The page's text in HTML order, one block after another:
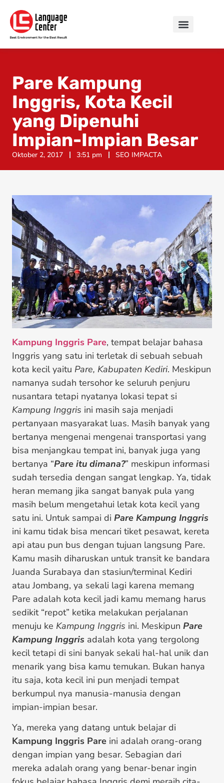
Pare Kampung
Inggris, Kota Kecil
yang Dipenuhi
Impian-Impian Besar
Oktober 2, 2017 3:51 pm SEO IMPACTA
Kampung Inggris Pare, tempat belajar bahasa
Inggris yang satu ini terletak di sebuah sebuah
kota kecil yaitu Pare, Kabupaten Kediri. Meskipun
namanya sudah tersohor ke seluruh penjuru
nusantara tetapi nyatanya lokasi tepat si
Kampung Inggris ini masih saja menjadi
pertanyaan masyarakat luas. Masih banyak yang
bertanya mengenai mengenai transportasi yang
bisa menjangkau tempat ini, banyak juga yang
bertanya “Pare itu dimana?” meskipun informasi
sudah tersedia dengan sangat lengkap. Ya, tidak
heran memang jika sangat banyak pula yang
masih belum mengetahui letak kota kecil yang
satu ini. Untuk sampai di Pare Kampung Inggris
ini kamu tidak bisa mencari tiket pesawat, kereta
api atau pun bus dengan tujuan langsung Pare.
Kamu masih diharuskan untuk transit ke bandara
Juanda Surabaya dan stasiun/terminal Kediri
atau Jombang, ya sekali lagi karena memang
Pare adalah kota kecil jadi kamu memang harus
sedikit “repot” ketika melakukan perjalanan
menuju ke Kampung Inggris ini. Meskipun Pare
Kampung Inggris adalah kota yang tergolong
kecil tetapi di sini banyak sekali hal-hal unik dan
menarik yang bisa kamu temukan. Bukan hanya
itu saja, kota kecil ini pun menjadi tempat
berkumpul nya manusia-manusia dengan
impian-impian besar.
Ya, mereka yang datang untuk belajar di
Kampung Inggris Pare ini adalah orang-orang
dengan impian yang besar. Sebagian dari
mereka adalah orang yang benar-benar ingin